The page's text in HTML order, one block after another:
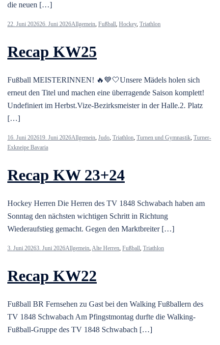
die neuen […]
22. Juni 202626. Juni 2026Allgemein, Fußball, Hockey, Triathlon
Recap KW25
Fußball MEISTERINNEN! 🔥💙🤍Unsere Mädels holen sich
erneut den Titel und machen eine überragende Saison komplett!
Undefiniert im Herbst.Vize‑Bezirksmeister in der Halle.2. Platz
[…]
16. Juni 202619. Juni 2026Allgemein, Judo, Triathlon, Turnen und Gymnastik, Turner-
Exkneipe Bavaria
Recap KW 23+24
Hockey Herren Die Herren des TV 1848 Schwabach haben am
Sonntag den nächsten wichtigen Schritt in Richtung
Wiederaufstieg gemacht. Gegen den Marktbreiter […]
3. Juni 20263. Juni 2026Allgemein,Alte Herren, Fußball, Triathlon
Recap KW22
Fußball BR Fernsehen zu Gast bei den Walking Fußballern des
TV 1848 Schwabach Am Pfingstmontag durfte die Walking-
Fußball-Gruppe des TV 1848 Schwabach […]